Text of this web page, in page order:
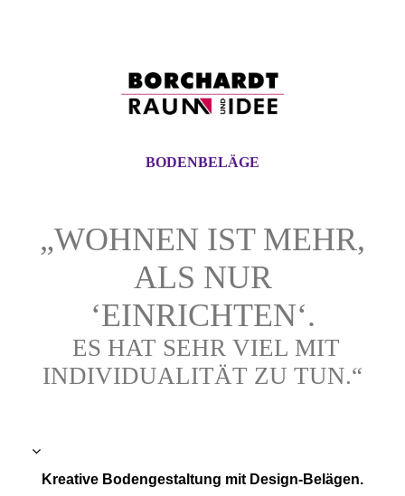
BODENBELÄGE
„WOHNEN IST MEHR,
ALS NUR
‘EINRICHTEN‘.
ES HAT SEHR VIEL MIT
INDIVIDUALITÄT ZU TUN.“
Kreative Bodengestaltung mit Design-Belägen.